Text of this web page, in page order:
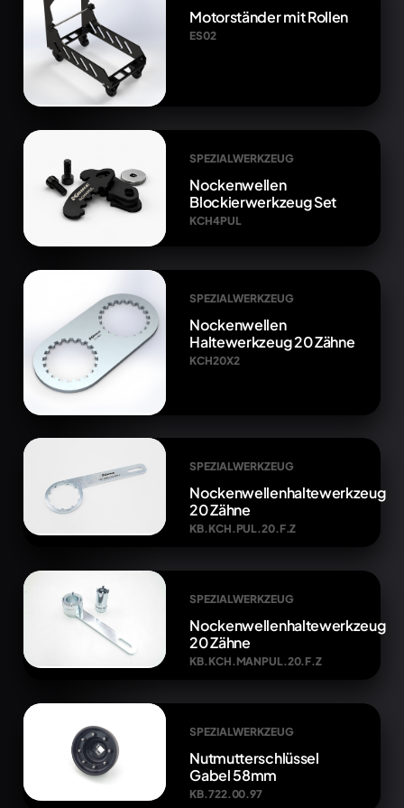
Motorständer mit Rollen
ES02
SPEZIALWERKZEUG
Nockenwellen
Blockierwerkzeug Set
KCH4PUL
SPEZIALWERKZEUG
Nockenwellen
Haltewerkzeug 20 Zähne
KCH20X2
SPEZIALWERKZEUG
Nockenwellenhaltewerkzeug
20 Zähne
KB.KCH.PUL.20.F.Z
SPEZIALWERKZEUG
Nockenwellenhaltewerkzeug
20 Zähne
KB.KCH.MANPUL.20.F.Z
SPEZIALWERKZEUG
Nutmutterschlüssel
Gabel 58mm
KB.722.00.97